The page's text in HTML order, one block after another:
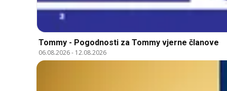
Tommy - Pogodnosti za Tommy vjerne članove
06.08.2026- 12.08.2026